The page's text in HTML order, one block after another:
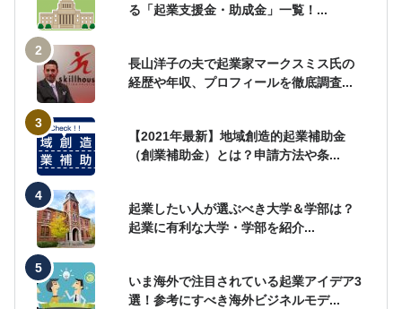
る「起業支援金・助成金」一覧！...
長山洋子の夫で起業家マークスミス氏の
経歴や年収、プロフィールを徹底調査...
【2021年最新】地域創造的起業補助金
（創業補助金）とは？申請方法や条...
起業したい人が選ぶべき大学＆学部は？
起業に有利な大学・学部を紹介...
いま海外で注目されている起業アイデア3
選！参考にすべき海外ビジネルモデ...